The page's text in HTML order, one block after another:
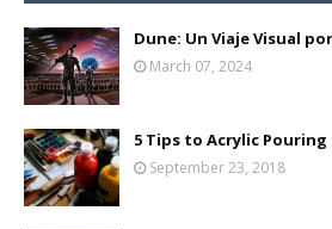
Dune: Un Viaje Visual
March 07, 2024
5 Tips to Acrylic Pouring
September 23, 2018